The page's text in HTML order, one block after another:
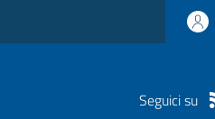
Seguici su